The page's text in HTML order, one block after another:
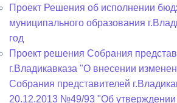
Проект Решения об исполнении
муниципального образования
год
Проект решения Собрания
г.Владикавказа "О внесении
Собрания представителей
20.12.2013 №49/93 "Об